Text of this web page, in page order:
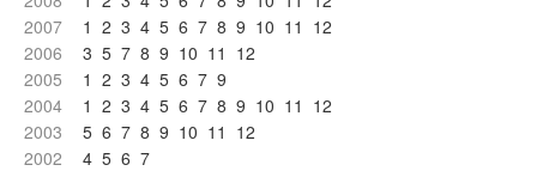
2007
1 2 3 4 5 6 7 8 9 10 11 12
2006
3 5 7 8 9 10 11 12
2005
1 2 3 4 5 6 7 9
2004
1 2 3 4 5 6 7 8 9 10 11 12
2003
5 6 7 8 9 10 11 12
2002
4 5 6 7